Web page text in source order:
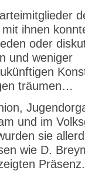
ihnen
oder
und weniger
träumen…
und im
sie
wie D.
Präsenz.